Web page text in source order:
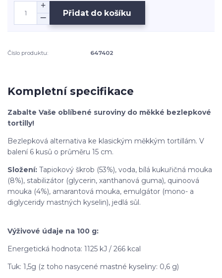
Přidat do košíku
Číslo produktu: 647402
Kompletní specifikace
Zabalte Vaše oblíbené suroviny do měkké bezlepkové
tortilly!
Bezlepková alternativa ke klasickým měkkým tortillám. V
balení 6 kusů o průměru 15 cm.
Složení: Tapiokový škrob (53%), voda, bílá kukuřičná mouka
(8%), stabilizátor (glycerin, xanthanová guma), quinoová
mouka (4%), amarantová mouka, emulgátor (mono- a
diglyceridy mastných kyselin), jedlá sůl.
Výživové údaje na 100 g:
Energetická hodnota: 1125 kJ / 266 kcal
Tuk: 1,5g (z toho nasycené mastné kyseliny: 0,6 g)